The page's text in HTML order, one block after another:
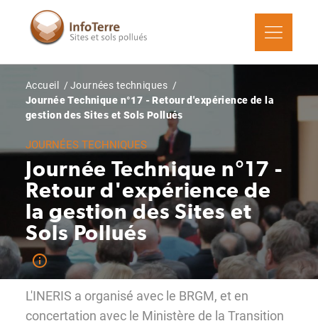
contenu
Fil
d'Ariane
Accueil
Journées techniques
Journée Technique n°17 - Retour d'expérience de la
gestion des Sites et Sols Pollués
JOURNÉES TECHNIQUES
Journée Technique n°17 -
Retour d'expérience de
la gestion des Sites et
Sols Pollués
L'INERIS a organisé avec le BRGM, et en
concertation avec le Ministère de la Transition